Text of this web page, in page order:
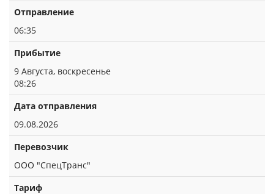
Отправление
06:35
Прибытие
9 Августа, воскресенье
08:26
Дата отправления
09.08.2026
Перевозчик
ООО "СпецТранс"
Тариф